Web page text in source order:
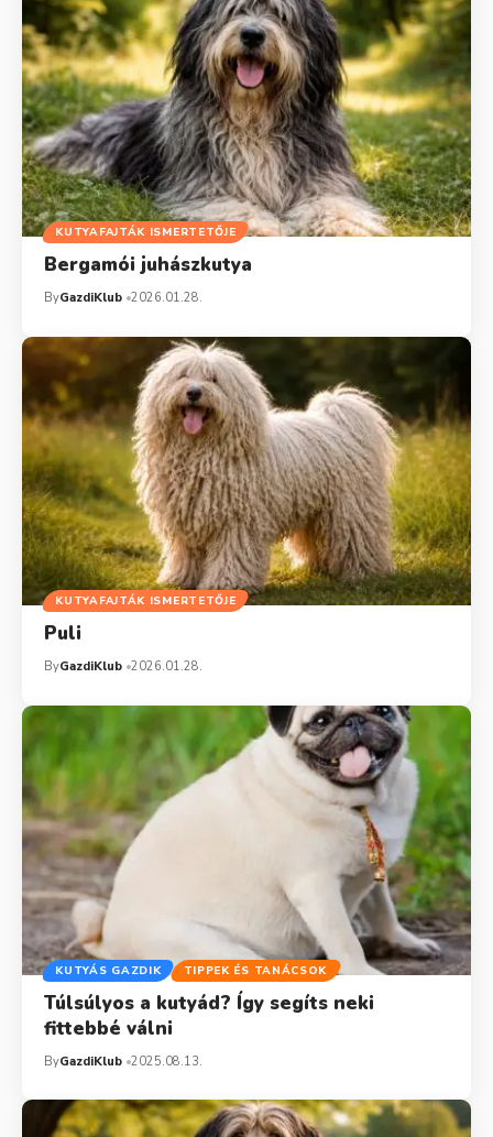
KUTYAFAJTÁK ISMERTETŐJE
Bergamói juhászkutya
ByGazdiKlub 2026.01.28.
KUTYAFAJTÁK ISMERTETŐJE
Puli
ByGazdiKlub 2026.01.28.
KUTYÁS GAZDIK TIPPEK ÉS TANÁCSOK
Túlsúlyos a kutyád? Így segíts neki
fittebbé válni
ByGazdiKlub 2025.08.13.